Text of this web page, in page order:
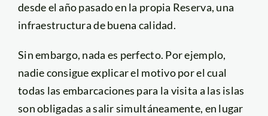
desde el año pasado en la propia Reserva, una
infraestructura de buena calidad.
Sin embargo, nada es perfecto. Por ejemplo,
nadie consigue explicar el motivo por el cual
todas las embarcaciones para la visita a las islas
son obligadas a salir simultáneamente, en lugar